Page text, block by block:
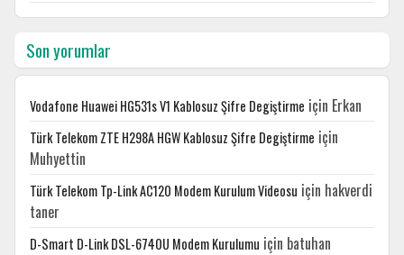
Son yorumlar
Vodafone Huawei HG531s V1 Kablosuz Şifre Degiştirme için Erkan
Türk Telekom ZTE H298A HGW Kablosuz Şifre Degiştirme için
Muhyettin
Türk Telekom Tp-Link AC120 Modem Kurulum Videosu için hakverdi
taner
D-Smart D-Link DSL-6740U Modem Kurulumu için batuhan